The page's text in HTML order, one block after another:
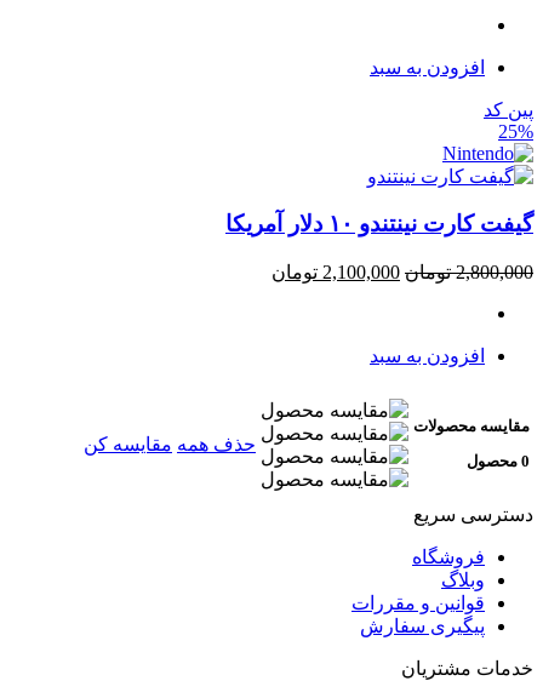
افزودن به سبد
پین کد
25%
گیفت کارت نینتندو ۱۰ دلار آمریکا
2,800,000 تومان 2,100,000 تومان
افزودن به سبد
مقایسه محصولات
0 محصول
حذف همه مقایسه کن
دسترسی سریع
فروشگاه
وبلاگ
قوانین و مقررات
پیگیری سفارش
خدمات مشتریان